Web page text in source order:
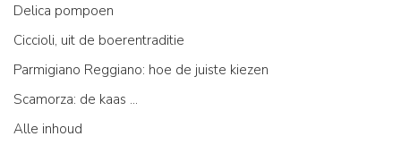
Delica pompoen
Ciccioli, uit de boerentraditie
Parmigiano Reggiano: hoe de juiste kiezen
Scamorza: de kaas ...
Alle inhoud